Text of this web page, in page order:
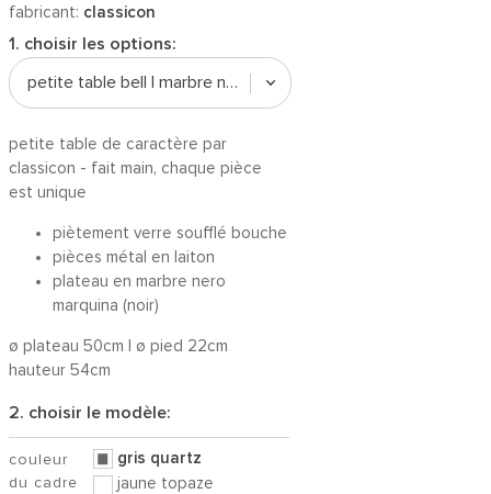
fabricant: classicon
1. choisir les options:
petite table bell | marbre nero marquina
petite table de caractère par
classicon - fait main, chaque pièce
est unique
piètement verre soufflé bouche
pièces métal en laiton
plateau en marbre nero
marquina (noir)
ø plateau 50cm | ø pied 22cm
hauteur 54cm
2. choisir le modèle:
couleur
du cadre
gris quartz
jaune topaze